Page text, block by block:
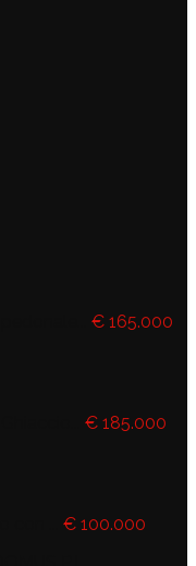
€ 165.000
€ 185.000
€ 100.000